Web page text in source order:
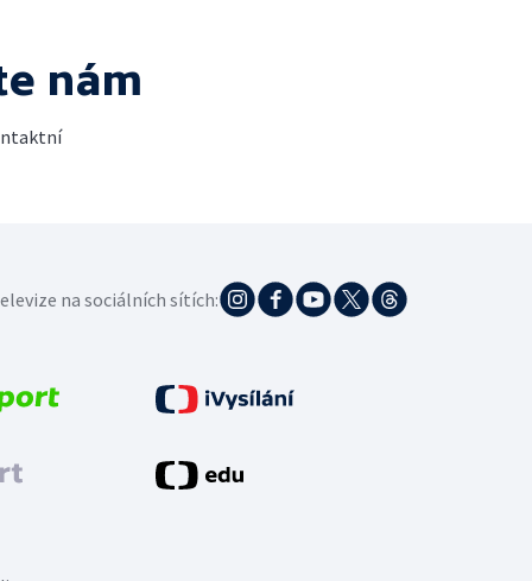
nám
na sociálních sítích: